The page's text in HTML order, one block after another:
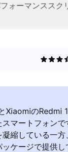
ォーマンススク
XiaomiのRedmi
マートフォン
縮している一
ケージで提供